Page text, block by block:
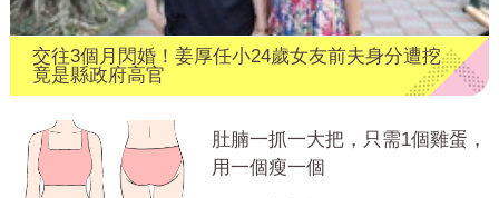
交往3個月閃婚！姜厚任小24歲女友前夫身分遭挖
竟是縣政府高官
肚腩一抓一大把，只需1個雞蛋，
用一個瘦一個